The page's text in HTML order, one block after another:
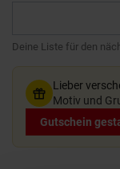
Deine Liste für den
Lieber
Motiv und
Gutschein